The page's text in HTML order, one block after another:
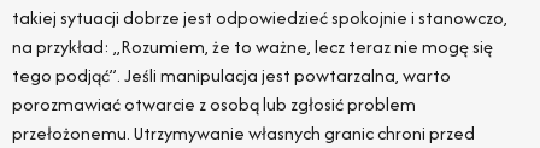
takiej sytuacji dobrze jest odpowiedzieć spokojnie i stanowczo,
na przykład: „Rozumiem, że to ważne, lecz teraz nie mogę się
tego podjąć”. Jeśli manipulacja jest powtarzalna, warto
porozmawiać otwarcie z osobą lub zgłosić problem
przełożonemu. Utrzymywanie własnych granic chroni przed